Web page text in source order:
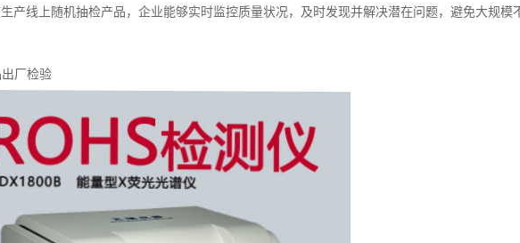
产线上随机抽检产品，企业能够实时监控质量状况，及时发现并解决潜在问题，避免大规模
厂检验